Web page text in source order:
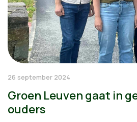
26 september 2024
Groen Leuven gaat in
ouders